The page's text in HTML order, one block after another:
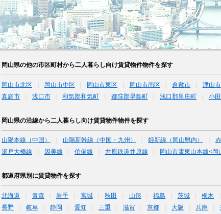
岡山県の他の市区町村から二人暮らし向け賃貸物件物件を探す
岡山市北区 岡山市中区 岡山市東区 岡山市南区 倉敷市 津山市
真庭市
浅口市 和気郡和気町 都窪郡早島町 浅口郡里庄町 小
岡山県の沿線から二人暮らし向け賃貸物件物件を探す
山陽本線（中国） 山陽新幹線（中国・九州） 姫新線（岡山県内）
瀬戸大橋線
因美線 伯備線 井原鉄道井原線 岡山市電東山本線<岡
都道府県別に賃貸物件を探す
北海道 青森 岩手 宮城 秋田 山形 福島 茨城 栃木
長野
岐阜 静岡 愛知 三重 滋賀 京都 大阪 兵庫